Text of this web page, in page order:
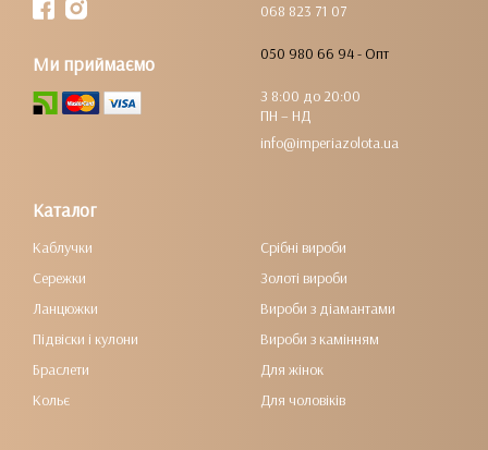
068 823 71 07
050 980 66 94 - Опт
З 8:00 до 20:00
ПН – НД
info@imperiazolota.ua
Ми приймаємо
Каталог
Каблучки
Сережки
Ланцюжки
Підвіски і кулони
Браслети
Кольє
Срібні вироби
Золоті вироби
Вироби з діамантами
Вироби з камінням
Для жінок
Для чоловіків